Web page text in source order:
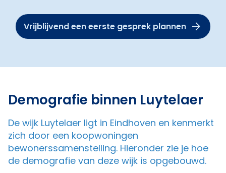
Vrijblijvend een eerste gesprek plannen
Demografie binnen Luytelaer
De wijk Luytelaer ligt in Eindhoven en kenmerkt
zich door een koopwoningen
bewonerssamenstelling. Hieronder zie je hoe
de demografie van deze wijk is opgebouwd.